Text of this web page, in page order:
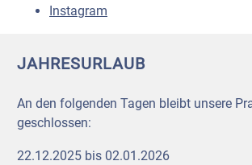
Instagram
JAHRESURLAUB
An den folgenden Tagen bleibt unsere
geschlossen:
22.12.2025 bis 02.01.2026